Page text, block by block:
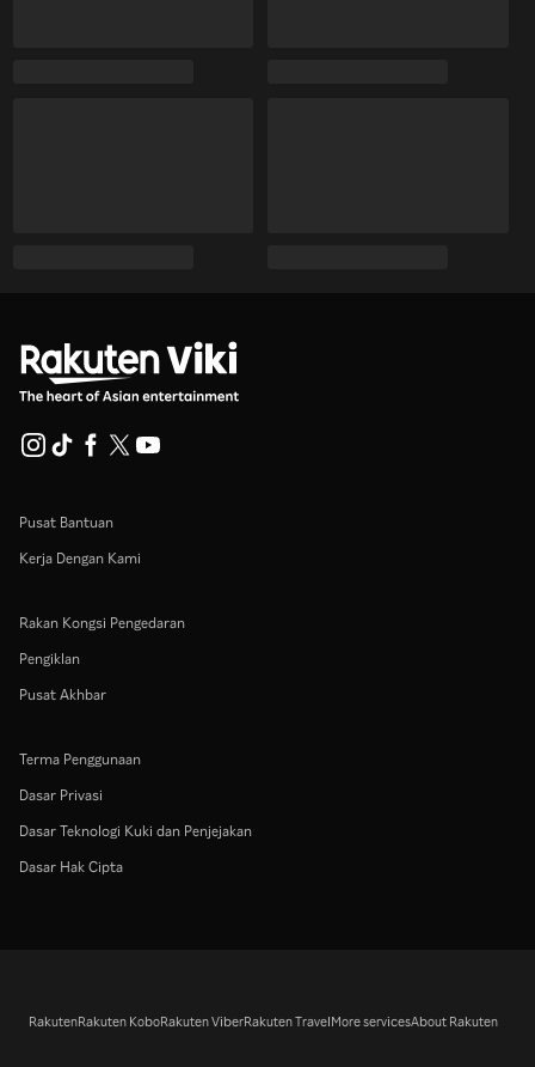
Pusat Bantuan
Kerja Dengan Kami
Rakan Kongsi Pengedaran
Pengiklan
Pusat Akhbar
Terma Penggunaan
Dasar Privasi
Dasar Teknologi Kuki dan Penjejakan
Dasar Hak Cipta
RakutenRakuten KoboRakuten ViberRakuten TravelMore servicesAbout Rakuten